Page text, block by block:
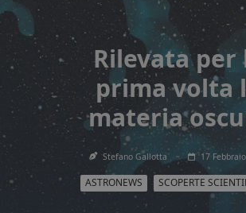
Rilevata per
prima volta
materia
Stefano Gallotta 17
ASTRONEWS SCOPERTE